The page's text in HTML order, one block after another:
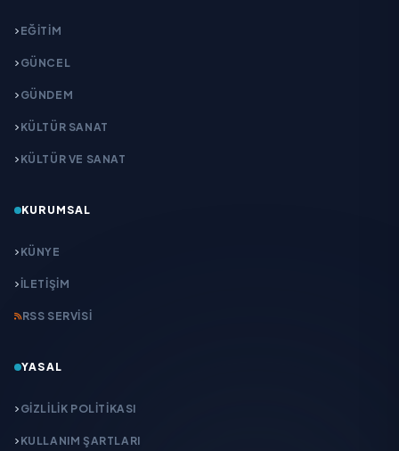
EĞITIM
GÜNCEL
GÜNDEM
KÜLTÜR SANAT
KÜLTÜR VE SANAT
KURUMSAL
KÜNYE
İLETIŞIM
RSS SERVISI
YASAL
GIZLILIK POLITIKASI
KULLANIM ŞARTLARI